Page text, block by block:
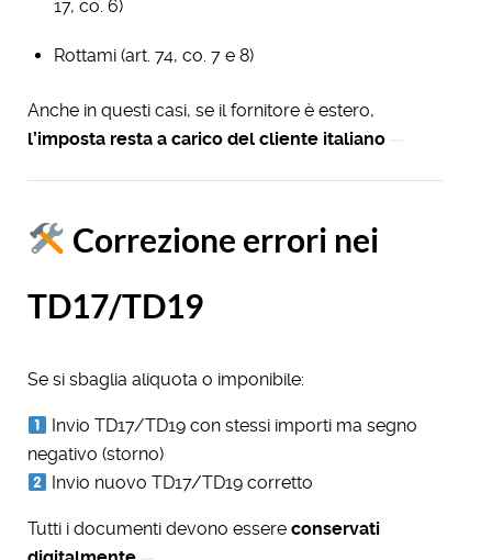
17, co. 6)
Rottami (art. 74, co. 7 e 8)
Anche in questi casi, se il fornitore è estero,
l’imposta resta a carico del cliente italiano
Correzione errori nei
TD17/TD19
Se si sbaglia aliquota o imponibile:
Invio TD17/TD19 con stessi importi ma segno
negativo (storno)
Invio nuovo TD17/TD19 corretto
Tutti i documenti devono essere conservati